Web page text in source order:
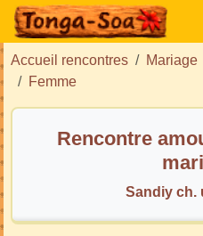
Accueil rencontres Mariage
Femme
Rencontre
Sandiy ch.